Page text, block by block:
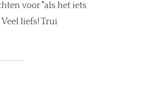
voor "als het iets
liefs! Trui